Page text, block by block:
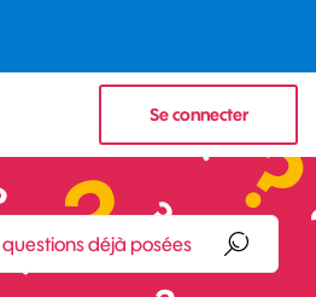
Se connecter